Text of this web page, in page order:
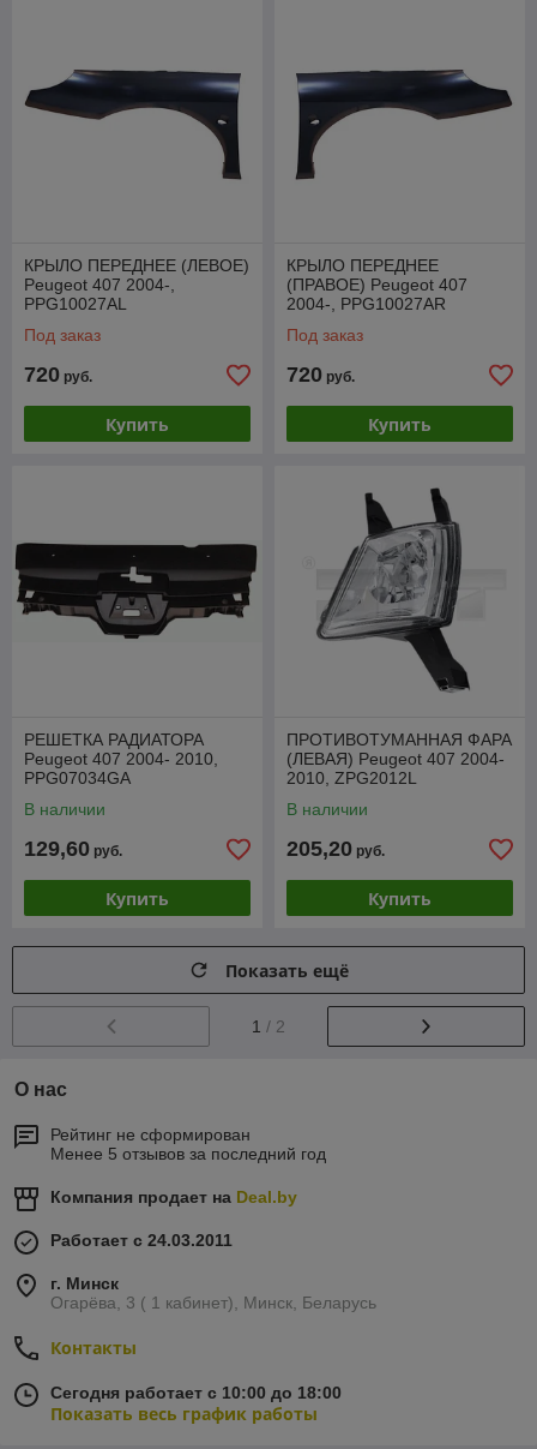
КРЫЛО ПЕРЕДНЕЕ (ЛЕВОЕ)
Peugeot 407 2004-,
PPG10027AL
Под заказ
720 руб.
Купить
КРЫЛО ПЕРЕДНЕЕ
(ПРАВОЕ) Peugeot 407
2004-, PPG10027AR
Под заказ
720 руб.
Купить
РЕШЕТКА РАДИАТОРА
Peugeot 407 2004- 2010,
PPG07034GA
В наличии
129,60 руб.
Купить
ПРОТИВОТУМАННАЯ ФАРА
(ЛЕВАЯ) Peugeot 407 2004-
2010, ZPG2012L
В наличии
205,20 руб.
Купить
Показать ещё
1 / 2
О нас
Рейтинг не сформирован
Менее 5 отзывов за последний год
Компания продает на Deal.by
Работает с 24.03.2011
г. Минск
Огарёва, 3 ( 1 кабинет), Минск, Беларусь
Контакты
Сегодня работает с 10:00 до 18:00
Показать весь график работы